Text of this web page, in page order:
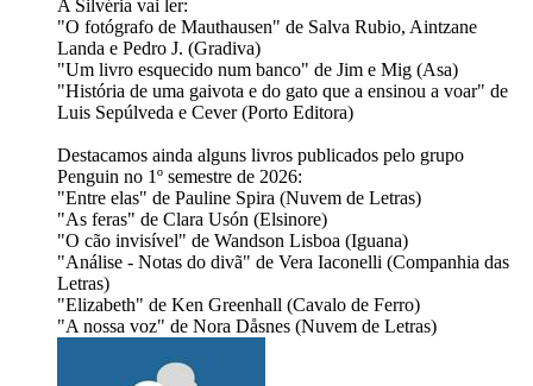
A Silvéria vai ler:
"O fotógrafo de Mauthausen" de Salva Rubio, Aintzane
Landa e Pedro J. (Gradiva)
"Um livro esquecido num banco" de Jim e Mig (Asa)
"História de uma gaivota e do gato que a ensinou a voar" de
Luis Sepúlveda e Cever (Porto Editora)
Destacamos ainda alguns livros publicados pelo grupo
Penguin no 1º semestre de 2026:
"Entre elas" de Pauline Spira (Nuvem de Letras)
"As feras" de Clara Usón (Elsinore)
"O cão invisível" de Wandson Lisboa (Iguana)
"Análise - Notas do divã" de Vera Iaconelli (Companhia das
Letras)
"Elizabeth" de Ken Greenhall (Cavalo de Ferro)
"A nossa voz" de Nora Dåsnes (Nuvem de Letras)